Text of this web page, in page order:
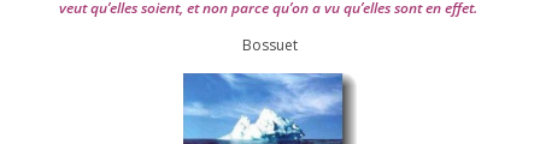
veut qu’elles soient, et non parce qu’on a vu qu’elles sont en effet.
Bossuet